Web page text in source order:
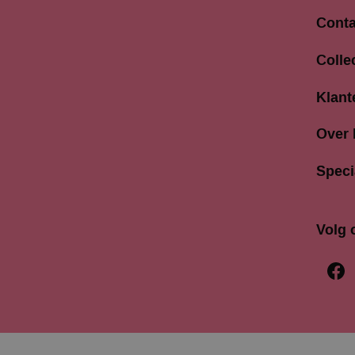
033
Over
Volg